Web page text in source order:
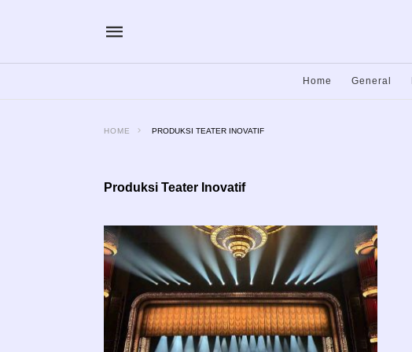
Home General
HOME PRODUKSI TEATER INOVATIF
Produksi Teater Inovatif